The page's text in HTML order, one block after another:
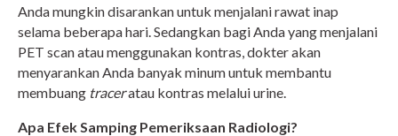
Anda mungkin disarankan untuk menjalani rawat inap
selama beberapa hari. Sedangkan bagi Anda yang menjalani
PET scan atau menggunakan kontras, dokter akan
menyarankan Anda banyak minum untuk membantu
membuang traceratau kontras melalui urine.
Apa Efek Samping Pemeriksaan Radiologi?